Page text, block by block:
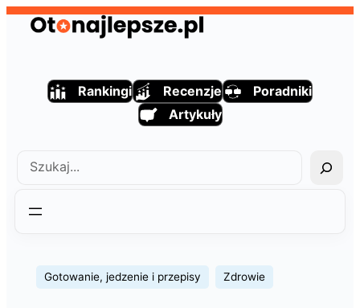
Przejdź
Rankingi Recenzje
Poradniki
Artykuły
Szukaj
Gotowanie, jedzenie i przepisy Zdrowie